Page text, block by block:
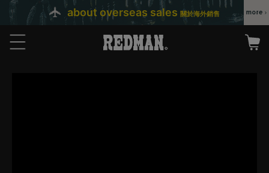
about overseas sales 關於海外銷售